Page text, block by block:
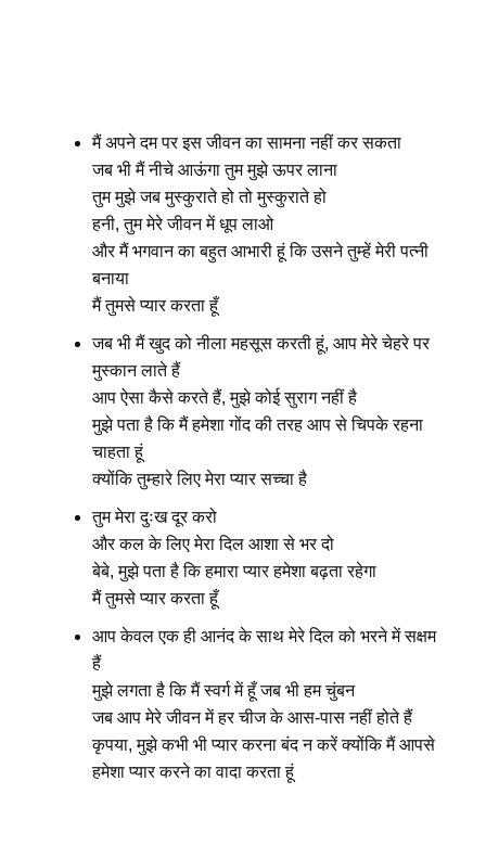
मैं अपने दम पर इस जीवन का सामना नहीं कर सकता
जब भी मैं नीचे आऊंगा तुम मुझे ऊपर लाना
तुम मुझे जब मुस्कुराते हो तो मुस्कुराते हो
हनी, तुम मेरे जीवन में धूप लाओ
और मैं भगवान का बहुत आभारी हूं कि उसने तुम्हें मेरी पत्नी
बनाया
मैं तुमसे प्यार करता हूँ
जब भी मैं खुद को नीला महसूस करती हूं, आप मेरे चेहरे पर
मुस्कान लाते हैं
आप ऐसा कैसे करते हैं, मुझे कोई सुराग नहीं है
मुझे पता है कि मैं हमेशा गोंद की तरह आप से चिपके रहना
चाहता हूं
क्योंकि तुम्हारे लिए मेरा प्यार सच्चा है
तुम मेरा दुःख दूर करो
और कल के लिए मेरा दिल आशा से भर दो
बेबे, मुझे पता है कि हमारा प्यार हमेशा बढ़ता रहेगा
मैं तुमसे प्यार करता हूँ
आप केवल एक ही आनंद के साथ मेरे दिल को भरने में सक्षम
हैं
मुझे लगता है कि मैं स्वर्ग में हूँ जब भी हम चुंबन
जब आप मेरे जीवन में हर चीज के आस-पास नहीं होते हैं
कृपया, मुझे कभी भी प्यार करना बंद न करें क्योंकि मैं आपसे
हमेशा प्यार करने का वादा करता हूं